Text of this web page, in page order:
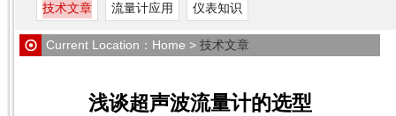
技术文章 流量计应用 仪表知识
Current Location： Home > 技术文章
浅谈超声波流量计的选型